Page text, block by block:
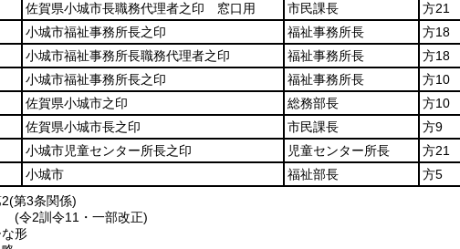
佐賀県小城市長職務代理者之印 窓口用 市民課長 方21
小城市福祉事務所長之印 福祉事務所長 方18
小城市福祉事務所長職務代理者之印 福祉事務所長 方18
小城市福祉事務所長之印 福祉事務所長 方10
佐賀県小城市之印 総務部長 方10
佐賀県小城市長之印 市民課長 方9
小城市児童センター所長之印 児童センター所長 方21
小城市 福祉部長 方5
(第3条関係)
(令2訓令11・一部改正)
形